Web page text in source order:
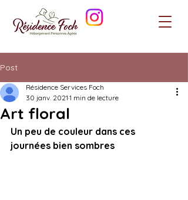
Post
Art floral
Résidence Services Foch
30 janv. 2021 1 min de lecture
Un peu de couleur dans ces
journées bien sombres